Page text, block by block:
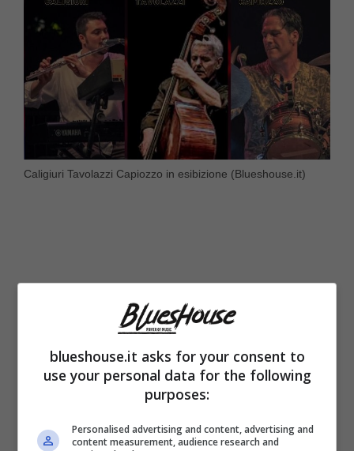
Caligiuri Tavolazzi Capiozzo in esibizione (Blueshouse.it)
E Capiozzo è anche l’organizzatore di
blueshouse.it asks for your consent to
use your personal data for the following
purposes:
Personalised advertising and content, advertising and
content measurement, audience research and